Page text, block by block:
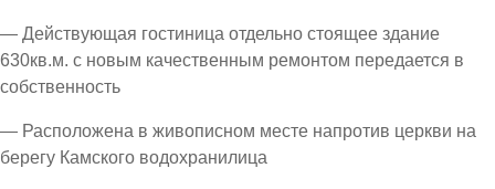
— Действующая гостиница отдельно стоящее здание
630кв.м. с новым качественным ремонтом передается в
собственность
— Расположена в живописном месте напротив церкви на
берегу Камского водохранилица